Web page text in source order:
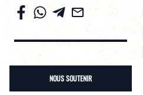
NOUS SOUTENIR